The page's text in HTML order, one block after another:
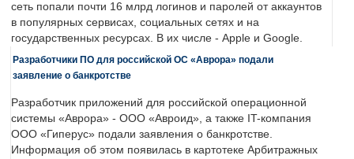
сеть попали почти 16 млрд логинов и паролей от аккаунтов
в популярных сервисах, социальных сетях и на
государственных ресурсах. В их числе - Apple и Google.
Разработчики ПО для российской ОС «Аврора» подали
заявление о банкротстве
Разработчик приложений для российской операционной
системы «Аврора» - ООО «Авроид», а также IT-компания
ООО «Гиперус» подали заявления о банкротстве.
Информация об этом появилась в картотеке Арбитражных